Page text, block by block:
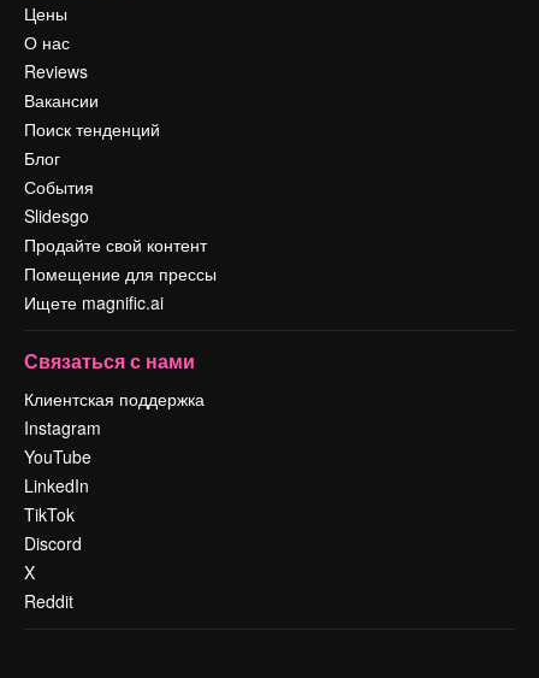
Цены
О нас
Reviews
Вакансии
Поиск тенденций
Блог
События
Slidesgo
Продайте свой контент
Помещение для прессы
Ищете magnific.ai
Связаться с нами
Клиентская поддержка
Instagram
YouTube
LinkedIn
TikTok
Discord
X
Reddit